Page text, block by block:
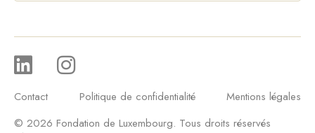
Contact Politique de confidentialité
Mentions légales
© 2026 Fondation de Luxembourg. Tous droits réservés